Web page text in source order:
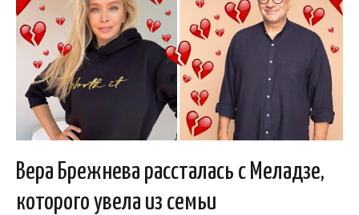
Вера Брежнева рассталась с Меладзе,
которого увела из семьи